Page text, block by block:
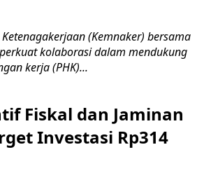
Ketenagakerjaan (Kemnaker) bersama
kolaborasi dalam mendukung
kerja (PHK)...
Fiskal dan Jaminan
Investasi Rp314